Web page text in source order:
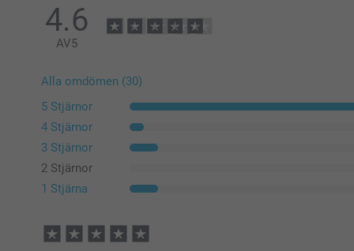
4.6
AV5
Alla omdömen (30)
5 Stjärnor
4 Stjärnor
3 Stjärnor
2 Stjärnor
1 Stjärna